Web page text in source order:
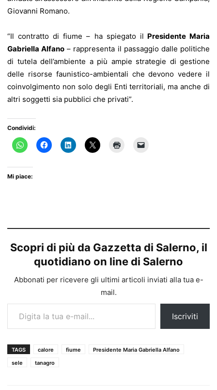
Giovanni Romano.
“Il contratto di fiume – ha spiegato il Presidente Maria
Gabriella Alfano – rappresenta il passaggio dalle politiche
di tutela dell’ambiente a più ampie strategie di gestione
delle risorse faunistico-ambientali che devono vedere il
coinvolgimento non solo degli Enti territoriali, ma anche di
altri soggetti sia pubblici che privati”.
Condividi:
Mi piace:
Scopri di più da Gazzetta di Salerno, il
quotidiano on line di Salerno
Abbonati per ricevere gli ultimi articoli inviati alla tua e-
mail.
Digita la tua e-mail...
Iscriviti
TAGS calore fiume
Presidente Maria Gabriella Alfano
sele
tanagro